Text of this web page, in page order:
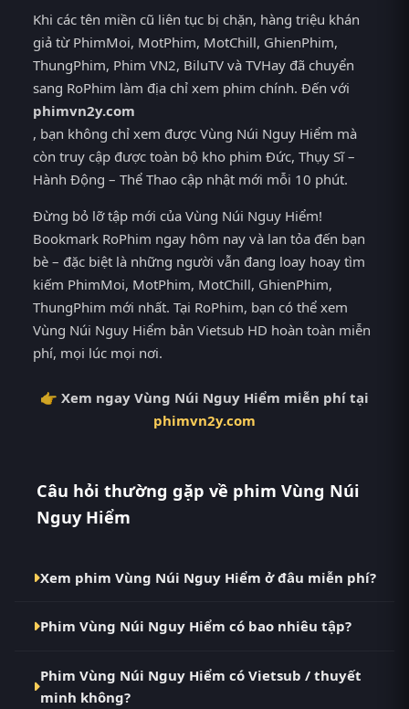
Khi các tên miền cũ liên tục bị chặn, hàng triệu khán
giả từ PhimMoi, MotPhim, MotChill, GhienPhim,
ThungPhim, Phim VN2, BiluTV và TVHay đã chuyển
sang RoPhim làm địa chỉ xem phim chính. Đến với
phimvn2y.com
, bạn không chỉ xem được Vùng Núi Nguy Hiểm mà
còn truy cập được toàn bộ kho phim Đức, Thụy Sĩ –
Hành Động – Thể Thao cập nhật mới mỗi 10 phút.
Đừng bỏ lỡ tập mới của Vùng Núi Nguy Hiểm!
Bookmark RoPhim ngay hôm nay và lan tỏa đến bạn
bè – đặc biệt là những người vẫn đang loay hoay tìm
kiếm PhimMoi, MotPhim, MotChill, GhienPhim,
ThungPhim mới nhất. Tại RoPhim, bạn có thể xem
Vùng Núi Nguy Hiểm bản Vietsub HD hoàn toàn miễn
phí, mọi lúc mọi nơi.
👉 Xem ngay Vùng Núi Nguy Hiểm miễn phí tại
phimvn2y.com
Câu hỏi thường gặp về phim Vùng Núi
Nguy Hiểm
Xem phim Vùng Núi Nguy Hiểm ở đâu miễn phí?
HD miễn phí tại RoPhim (phimvn2y.com) — không
thay thế cho PhimMoi, MotPhim, MotChill,
GhienPhim, ThungPhim, Phim VN2, BiluTV, TVHay.
Phim Vùng Núi Nguy Hiểm có bao nhiêu tập?
Full. Tại RoPhim, các tập mới được cập nhật liên tục
mỗi 10 phút khi nguồn có nội dung mới.
Phim Vùng Núi Nguy Hiểm có Vietsub / thuyết
minh không?